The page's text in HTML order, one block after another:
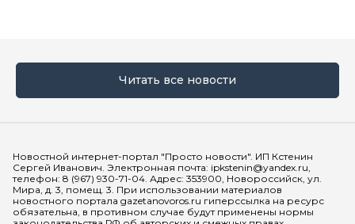
Читать все новости
Новостной интернет-портал "Просто новости". ИП Кстенин
Сергей Иванович. Электронная почта: ipkstenin@yandex.ru,
телефон: 8 (967) 930-71-04. Адрес: 353900, Новороссийск, ул.
Мира, д. 3, помещ. 3. При использовании материалов
новостного портала gazetanovoros.ru гиперссылка на ресурс
обязательна, в противном случае будут применены нормы